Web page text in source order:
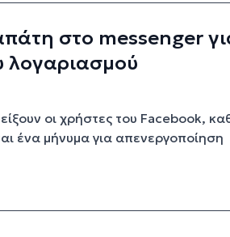
στο messenger
λογαριασμού
οι χρήστες του Facebook,
ένα μήνυμα για απενεργοποίηση